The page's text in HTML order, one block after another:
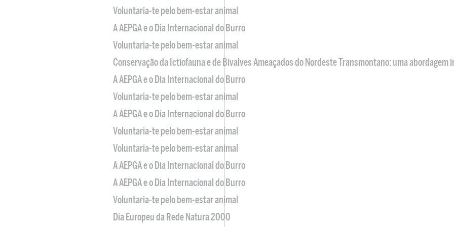
Voluntaria-te pelo bem-estar animal
A AEPGA e o Dia Internacional do Burro
Voluntaria-te pelo bem-estar animal
Conservação da Ictiofauna e de Bivalves Ameaçados do Nordeste Transmontano: uma abordagem
A AEPGA e o Dia Internacional do Burro
Voluntaria-te pelo bem-estar animal
A AEPGA e o Dia Internacional do Burro
Voluntaria-te pelo bem-estar animal
Voluntaria-te pelo bem-estar animal
A AEPGA e o Dia Internacional do Burro
A AEPGA e o Dia Internacional do Burro
Voluntaria-te pelo bem-estar animal
Dia Europeu da Rede Natura 2000